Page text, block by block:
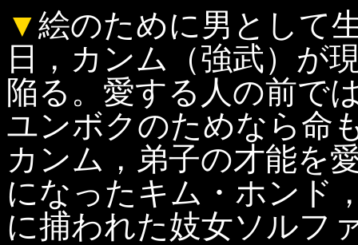
▼絵のために男として
日，カンム（強武）が
陥る。愛する人の前で
ユンボクのためなら命
カンム，弟子の才能を
になったキム・ホンド
に捕われた妓女ソルフ